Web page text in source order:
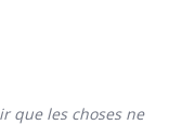
que les choses ne